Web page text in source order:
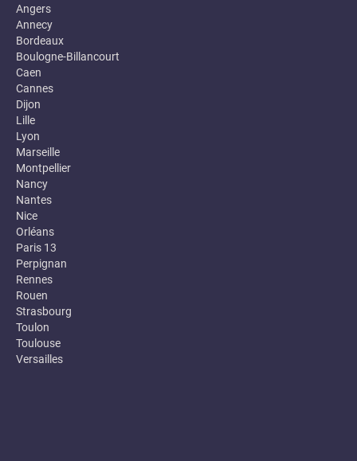
Angers
Annecy
Bordeaux
Boulogne-Billancourt
Caen
Cannes
Dijon
Lille
Lyon
Marseille
Montpellier
Nancy
Nantes
Nice
Orléans
Paris 13
Perpignan
Rennes
Rouen
Strasbourg
Toulon
Toulouse
Versailles